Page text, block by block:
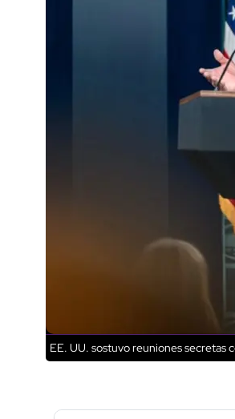
EE. UU. sostuvo reuniones secretas